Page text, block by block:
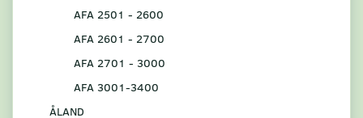
AFA 2501 - 2600
AFA 2601 - 2700
AFA 2701 - 3000
AFA 3001-3400
ÅLAND